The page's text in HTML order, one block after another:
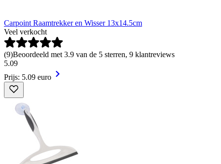
Carpoint Raamtrekker en Wisser 13x14.5cm
Veel verkocht
(9)Beoordeeld met 3.9 van de 5 sterren, 9 klantreviews
5.09
Prijs: 5.09 euro